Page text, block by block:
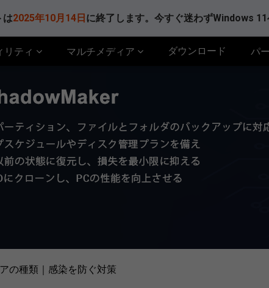
は2025年10月14日 に終了します。今すぐ迷わずWindows
リティ マルチメディア ダウンロード パ
の種類｜感染を防ぐ対策